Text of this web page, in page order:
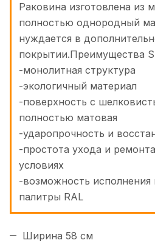
Раковина изготовлена из
полностью однородный
нуждается в
покрытии.Преимущества
-монолитная структура
-экологичный материал
-поверхность с
полностью матовая
-ударопрочность и
-простота ухода и
условиях
-возможность
палитры RAL
Ширина 58 см